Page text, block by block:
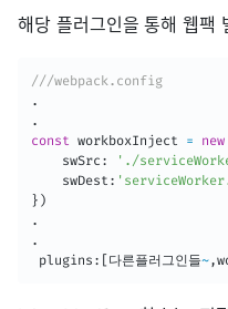
해당 플러그인을 통해 웹팩
///webpack.config
.
.
const workboxInject = new
    swSrc
: './
    swDest
:
} )
.
.
plugins : [다른플러그인들~,